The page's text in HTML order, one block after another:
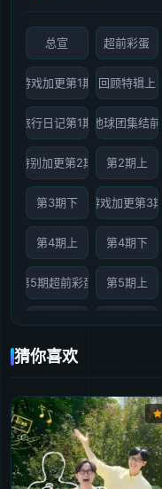
总宣 超前彩蛋
游戏加更第1期 回顾特辑上
旅行日记第1期 地球团集结前
特别加更第2期 第2期上
第3期下 游戏加更第3期
第4期上 第4期下
第5期超前彩蛋 第5期上
旅行日记第5期上
特别联动
猜你喜欢